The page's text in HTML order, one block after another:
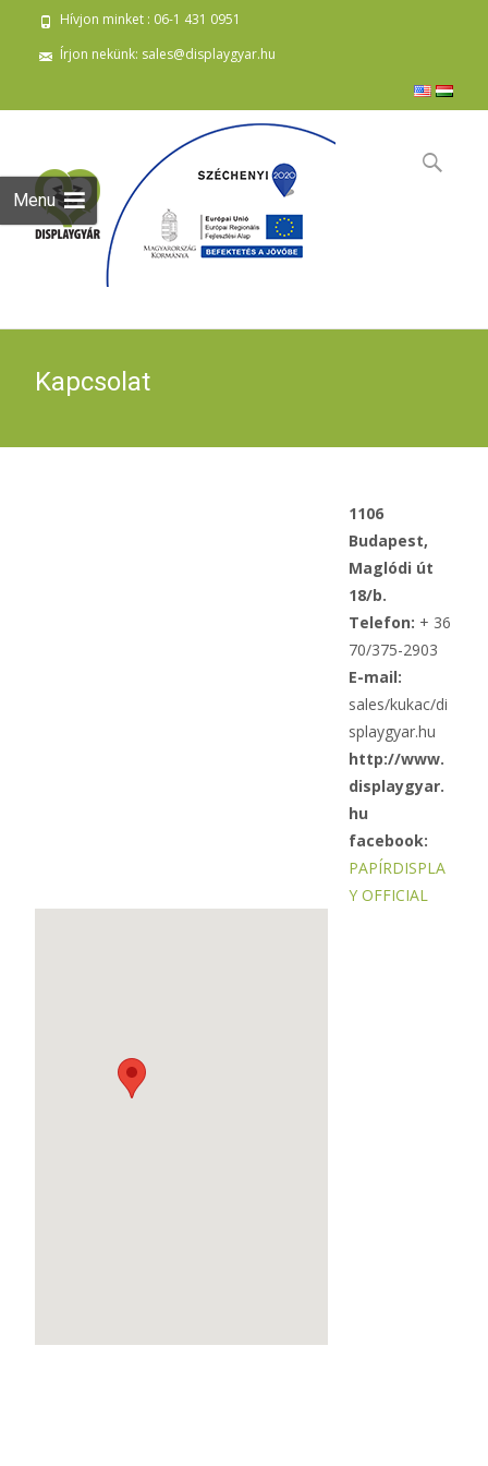
Hívjon minket : 06-1 431 0951
Írjon nekünk: sales@displaygyar.hu
Menu
to
content
Keresés:
Kapcsolat
1106
Budapest,
Maglódi út
18/b.
Telefon: + 36
70/375-2903
E-mail:
sales/kukac/di
splaygyar.hu
http://www.
displaygyar.
hu
facebook:
PAPÍRDISPLA
Y OFFICIAL